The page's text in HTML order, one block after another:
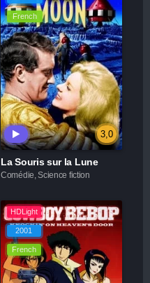
French
3,0
La Souris sur la Lune
Comédie, Science fiction
HDLight
2001
French